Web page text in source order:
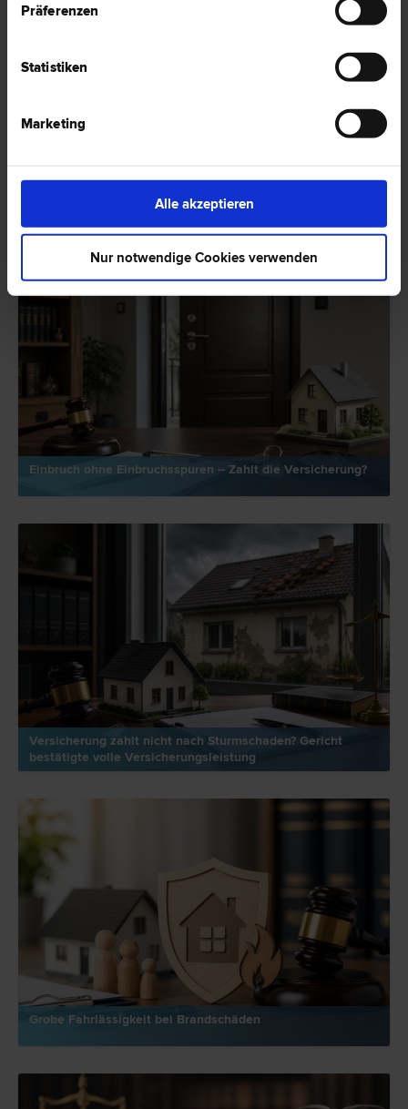
Präferenzen
Statistiken
Marketing
Alle akzeptieren
Nur notwendige Cookies verwenden
Share on Social Media
Aktuelle Artikel
Einbruch ohne Einbruchsspuren – Zahlt die Versicherung?
Versicherung zahlt nicht nach Sturmschaden? Gericht
bestätigte volle Versicherungsleistung
Grobe Fahrlässigkeit bei Brandschäden